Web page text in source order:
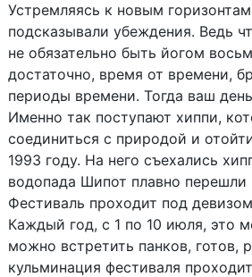
Устремляясь к новым
подсказывали убеждения. Ведь
не обязательно быть йогом
достаточно, время от времени,
периоды времени. Тогда ваш
Именно так поступают хиппи,
соединиться с природой и
1993 году. На него съехались
водопада Шипот плавно перешли
Фестиваль проходит под
Каждый год, с 1 по 10 июля, это
можно встретить панков, готов,
кульминация фестиваля